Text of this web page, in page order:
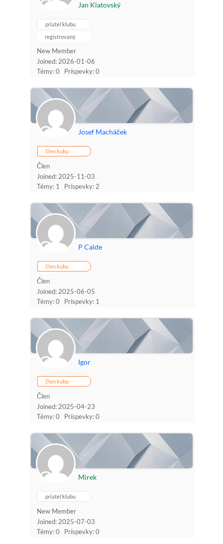
Jan Klatovský
priateľ klubu
registrovaný
New Member
Joined: 2026-01-06
Témy: 0
Príspevky: 0
Josef Macháček
člen kubu
Člen
Joined: 2025-11-03
Témy: 1
Príspevky: 2
P Calde
člen kubu
Člen
Joined: 2025-06-05
Témy: 0
Príspevky: 1
Igor
člen kubu
Člen
Joined: 2025-04-23
Témy: 0
Príspevky: 0
Mirek
priateľ klubu
New Member
Joined: 2025-07-03
Témy: 0
Príspevky: 0